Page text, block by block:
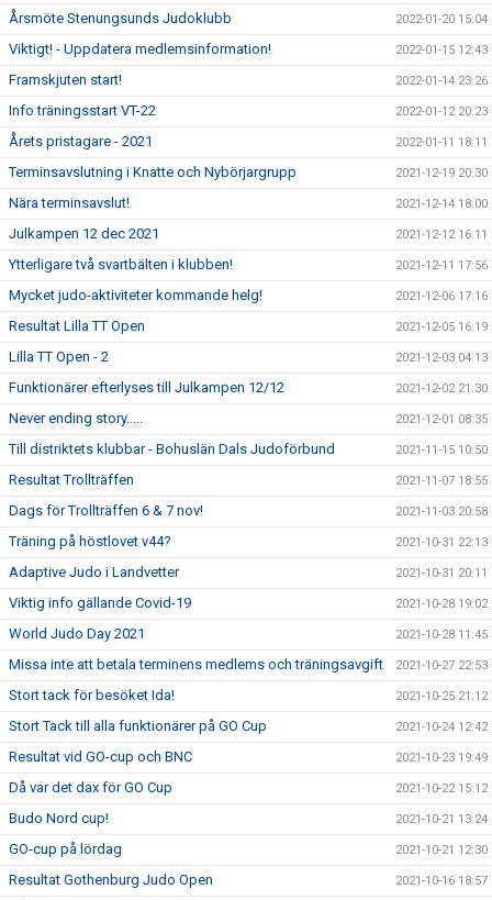
Årsmöte Stenungsunds Judoklubb 2022-01-20 15:04
Viktigt! - Uppdatera medlemsinformation! 2022-01-15 12:43
Framskjuten start! 2022-01-14 23:26
Info träningsstart VT-22 2022-01-12 20:23
Årets pristagare - 2021 2022-01-11 18:11
Terminsavslutning i Knatte och Nybörjargrupp 2021-12-19 20:30
Nära terminsavslut! 2021-12-14 18:00
Julkampen 12 dec 2021 2021-12-12 16:11
Ytterligare två svartbälten i klubben! 2021-12-11 17:56
Mycket judo-aktiviteter kommande helg! 2021-12-06 17:16
Resultat Lilla TT Open 2021-12-05 16:19
Lilla TT Open - 2 2021-12-03 04:13
Funktionärer efterlyses till Julkampen 12/12 2021-12-02 21:30
Never ending story..... 2021-12-01 08:35
Till distriktets klubbar - Bohuslän Dals Judoförbund 2021-11-15 10:50
Resultat Trollträffen 2021-11-07 18:55
Dags för Trollträffen 6 & 7 nov! 2021-11-03 20:58
Träning på höstlovet v44? 2021-10-31 22:13
Adaptive Judo i Landvetter 2021-10-31 20:11
Viktig info gällande Covid-19 2021-10-28 19:02
World Judo Day 2021 2021-10-28 11:45
Missa inte att betala terminens medlems och träningsavgift 2021-10-27 22:53
Stort tack för besöket Ida! 2021-10-25 21:12
Stort Tack till alla funktionärer på GO Cup 2021-10-24 12:42
Resultat vid GO-cup och BNC 2021-10-23 19:49
Då var det dax för GO Cup 2021-10-22 15:12
Budo Nord cup! 2021-10-21 13:24
GO-cup på lördag 2021-10-21 12:30
Resultat Gothenburg Judo Open 2021-10-16 18:57